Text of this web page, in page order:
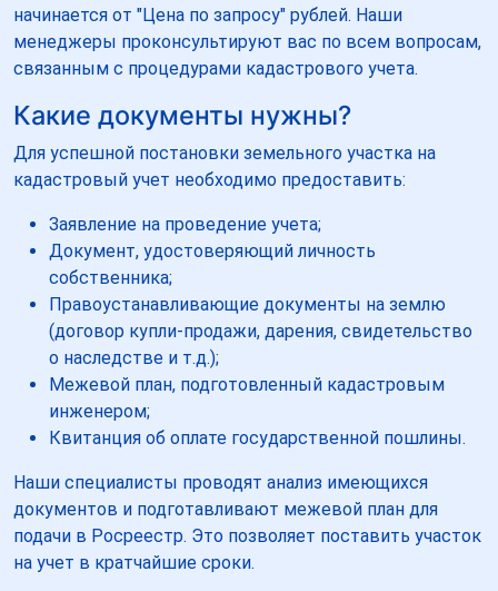
начинается от "Цена по запросу" рублей. Наши
менеджеры проконсультируют вас по всем вопросам,
связанным с процедурами кадастрового учета.
Какие документы нужны?
Для успешной постановки земельного участка на
кадастровый учет необходимо предоставить:
Заявление на проведение учета;
Документ, удостоверяющий личность
собственника;
Правоустанавливающие документы на землю
(договор купли-продажи, дарения, свидетельство
о наследстве и т.д.);
Межевой план, подготовленный кадастровым
инженером;
Квитанция об оплате государственной пошлины.
Наши специалисты проводят анализ имеющихся
документов и подготавливают межевой план для
подачи в Росреестр. Это позволяет поставить участок
на учет в кратчайшие сроки.